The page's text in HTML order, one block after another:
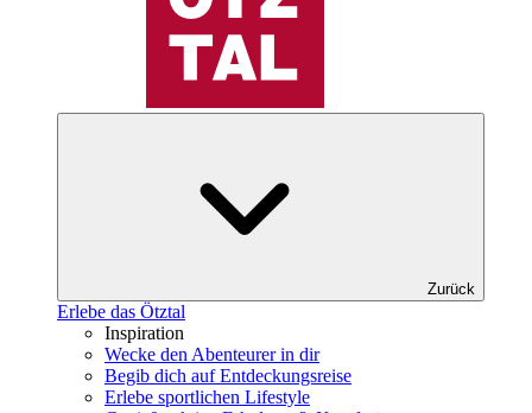
Zurück
Erlebe das Ötztal
Inspiration
Wecke den Abenteurer in dir
Begib dich auf Entdeckungsreise
Erlebe sportlichen Lifestyle